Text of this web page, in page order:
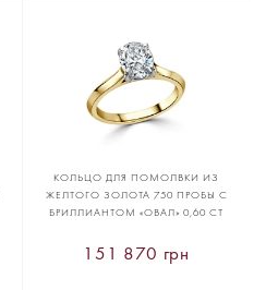
КОЛЬЦО ДЛЯ ПОМОЛВКИ ИЗ
ЖЕЛТОГО ЗОЛОТА 750 ПРОБЫ С
БРИЛЛИАНТОМ «ОВАЛ» 0,60 CT
151 870 грн